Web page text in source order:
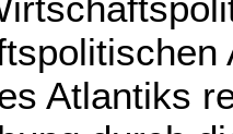
Atlantiks